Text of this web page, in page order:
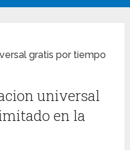
gratis por tiempo
universal
en la